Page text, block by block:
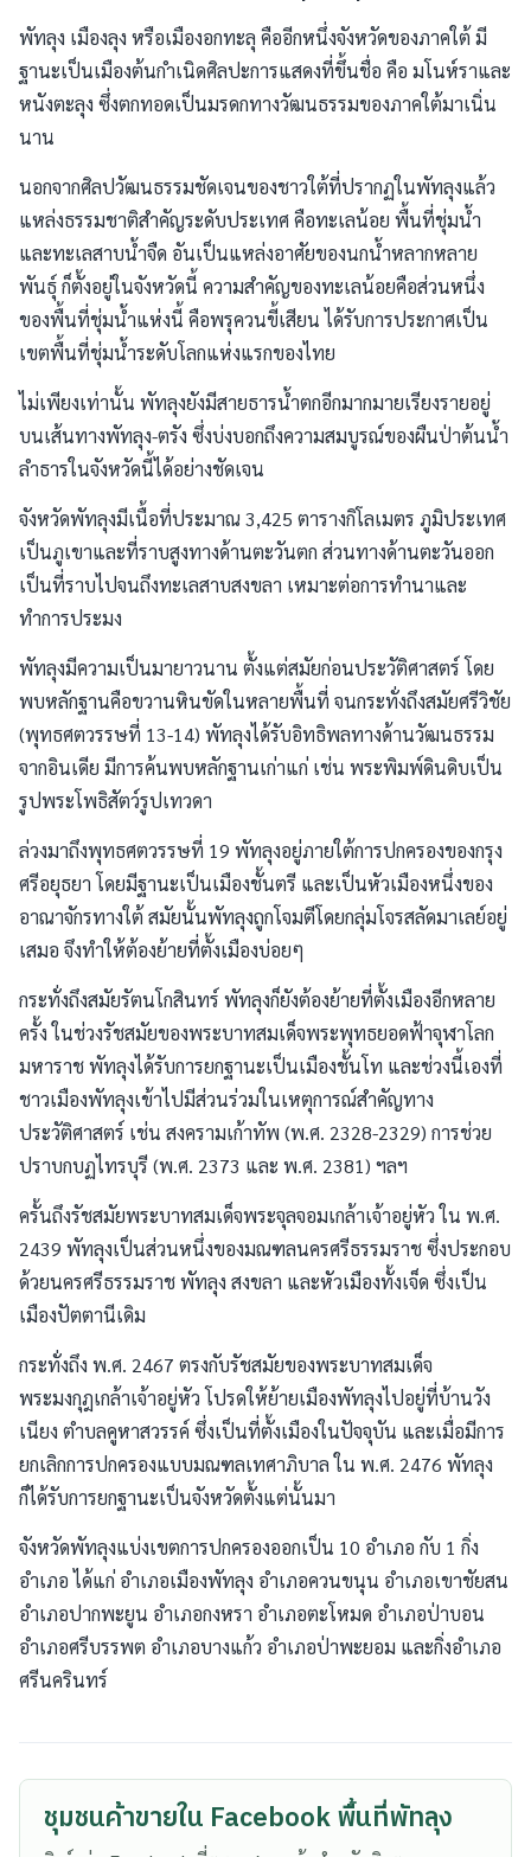
พัทลุง เมืองลุง หรือเมืองอกทะลุ คืออีกหนึ่งจังหวัดของภาคใต้ มี
ฐานะเป็นเมืองต้นกำเนิดศิลปะการแสดงที่ขึ้นชื่อ คือ มโนห์ราและ
หนังตะลุง ซึ่งตกทอดเป็นมรดกทางวัฒนธรรมของภาคใต้มาเนิ่น
นาน
นอกจากศิลปวัฒนธรรมชัดเจนของชาวใต้ที่ปรากฏในพัทลุงแล้ว
แหล่งธรรมชาติสำคัญระดับประเทศ คือทะเลน้อย พื้นที่ชุ่มน้ำ
และทะเลสาบน้ำจืด อันเป็นแหล่งอาศัยของนกน้ำหลากหลาย
พันธุ์ ก็ตั้งอยู่ในจังหวัดนี้ ความสำคัญของทะเลน้อยคือส่วนหนึ่ง
ของพื้นที่ชุ่มน้ำแห่งนี้ คือพรุควนขี้เสียน ได้รับการประกาศเป็น
เขตพื้นที่ชุ่มน้ำระดับโลกแห่งแรกของไทย
ไม่เพียงเท่านั้น พัทลุงยังมีสายธารน้ำตกอีกมากมายเรียงรายอยู่
บนเส้นทางพัทลุง-ตรัง ซึ่งบ่งบอกถึงความสมบูรณ์ของผืนป่าต้นน้ำ
ลำธารในจังหวัดนี้ได้อย่างชัดเจน
จังหวัดพัทลุงมีเนื้อที่ประมาณ 3,425 ตารางกิโลเมตร ภูมิประเทศ
เป็นภูเขาและที่ราบสูงทางด้านตะวันตก ส่วนทางด้านตะวันออก
เป็นที่ราบไปจนถึงทะเลสาบสงขลา เหมาะต่อการทำนาและ
ทำการประมง
พัทลุงมีความเป็นมายาวนาน ตั้งแต่สมัยก่อนประวัติศาสตร์ โดย
พบหลักฐานคือขวานหินขัดในหลายพื้นที่ จนกระทั่งถึงสมัยศรีวิชัย
(พุทธศตวรรษที่ 13-14) พัทลุงได้รับอิทธิพลทางด้านวัฒนธรรม
จากอินเดีย มีการค้นพบหลักฐานเก่าแก่ เช่น พระพิมพ์ดินดิบเป็น
รูปพระโพธิสัตว์รูปเทวดา
ล่วงมาถึงพุทธศตวรรษที่ 19 พัทลุงอยู่ภายใต้การปกครองของกรุง
ศรีอยุธยา โดยมีฐานะเป็นเมืองชั้นตรี และเป็นหัวเมืองหนึ่งของ
อาณาจักรทางใต้ สมัยนั้นพัทลุงถูกโจมตีโดยกลุ่มโจรสลัดมาเลย์อยู่
เสมอ จึงทำให้ต้องย้ายที่ตั้งเมืองบ่อยๆ
กระทั่งถึงสมัยรัตนโกสินทร์ พัทลุงก็ยังต้องย้ายที่ตั้งเมืองอีกหลาย
ครั้ง ในช่วงรัชสมัยของพระบาทสมเด็จพระพุทธยอดฟ้าจุฬาโลก
มหาราช พัทลุงได้รับการยกฐานะเป็นเมืองชั้นโท และช่วงนี้เองที่
ชาวเมืองพัทลุงเข้าไปมีส่วนร่วมในเหตุการณ์สำคัญทาง
ประวัติศาสตร์ เช่น สงครามเก้าทัพ (พ.ศ. 2328-2329) การช่วย
ปราบกบฏไทรบุรี (พ.ศ. 2373 และ พ.ศ. 2381) ฯลฯ
ครั้นถึงรัชสมัยพระบาทสมเด็จพระจุลจอมเกล้าเจ้าอยู่หัว ใน พ.ศ.
2439 พัทลุงเป็นส่วนหนึ่งของมณฑลนครศรีธรรมราช ซึ่งประกอบ
ด้วยนครศรีธรรมราช พัทลุง สงขลา และหัวเมืองทั้งเจ็ด ซึ่งเป็น
เมืองปัตตานีเดิม
กระทั่งถึง พ.ศ. 2467 ตรงกับรัชสมัยของพระบาทสมเด็จ
พระมงกุฎเกล้าเจ้าอยู่หัว โปรดให้ย้ายเมืองพัทลุงไปอยู่ที่บ้านวัง
เนียง ตำบลคูหาสวรรค์ ซึ่งเป็นที่ตั้งเมืองในปัจจุบัน และเมื่อมีการ
ยกเลิกการปกครองแบบมณฑลเทศาภิบาล ใน พ.ศ. 2476 พัทลุง
ก็ได้รับการยกฐานะเป็นจังหวัดตั้งแต่นั้นมา
จังหวัดพัทลุงแบ่งเขตการปกครองออกเป็น 10 อำเภอ กับ 1 กิ่ง
อำเภอ ได้แก่ อำเภอเมืองพัทลุง อำเภอควนขนุน อำเภอเขาชัยสน
อำเภอปากพะยูน อำเภอกงหรา อำเภอตะโหมด อำเภอป่าบอน
อำเภอศรีบรรพต อำเภอบางแก้ว อำเภอป่าพะยอม และกิ่งอำเภอ
ศรีนครินทร์
ชุมชนค้าขายใน Facebook พื้นที่พัทลุง